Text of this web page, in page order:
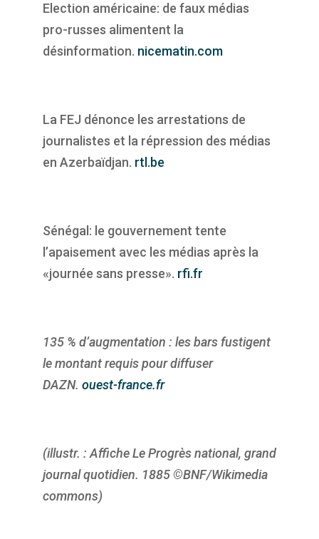
Election américaine: de faux médias
pro-russes alimentent la
désinformation. nicematin.com
La FEJ dénonce les arrestations de
journalistes et la répression des médias
en Azerbaïdjan. rtl.be
Sénégal: le gouvernement tente
l’apaisement avec les médias après la
«journée sans presse». rfi.fr
135 % d’augmentation : les bars fustigent
le montant requis pour diffuser
DAZN. ouest-france.fr
(illustr. : Affiche Le Progrès national, grand
journal quotidien. 1885 ©BNF/Wikimedia
commons)